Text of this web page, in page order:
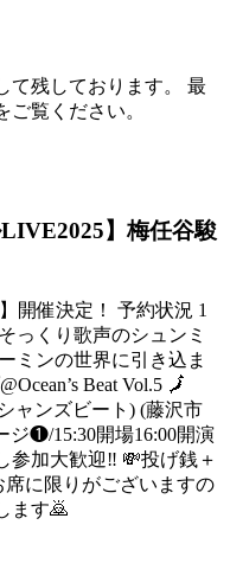
て残しております。 最
ご覧ください。
】梅任谷駿
開催決定！ 予約状況 1
くり歌声のシュンミ
ミンの世界に引き込ま
Beat Vol.5 🗾
シャンズビート) (藤沢市
ジ❶/15:30開場16:00開演
参加大歓迎‼️ 💸投げ銭＋
席に限りがございますの
ます🙇